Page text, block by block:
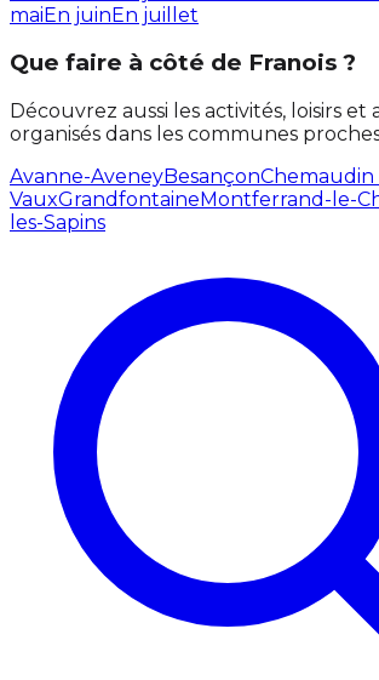
maiEn juinEn juillet
Que faire à côté de Franois ?
Découvrez aussi les activités, loisirs et
organisés dans les communes
Avanne-AveneyBesançonChemaudin
VauxGrandfontaineMontferrand-le-
les-Sapins